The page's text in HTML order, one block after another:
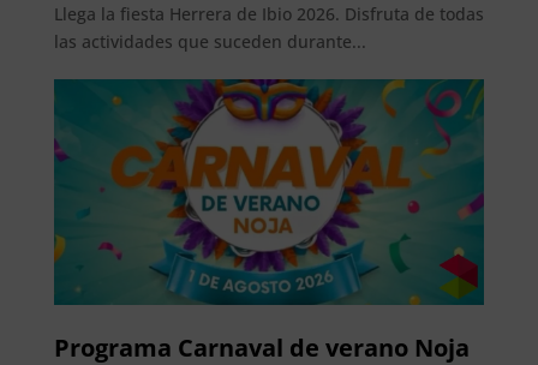
Llega la fiesta Herrera de Ibio 2026. Disfruta de todas
las actividades que suceden durante...
Programa Carnaval de verano Noja